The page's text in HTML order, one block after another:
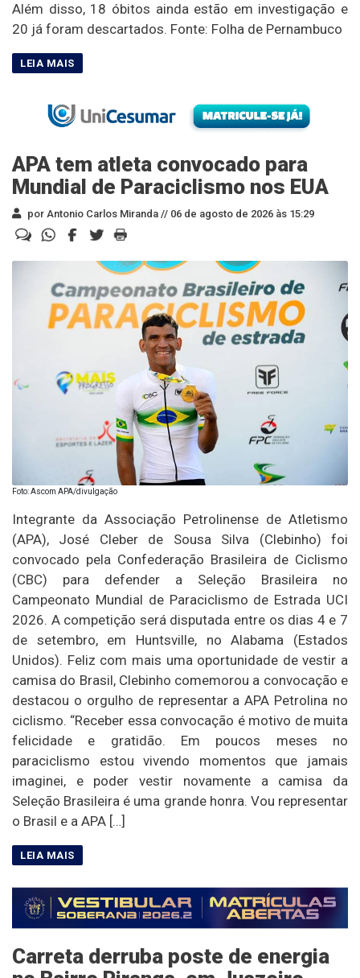
Além disso, 18 óbitos ainda estão em investigação e
20 já foram descartados. Fonte: Folha de Pernambuco
APA tem atleta convocado para
Mundial de Paraciclismo nos EUA
por Antonio Carlos Miranda // 06 de agosto de 2026 às 15:29
Foto: Ascom APA/divulgação
Integrante da Associação Petrolinense de Atletismo
(APA), José Cleber de Sousa Silva (Clebinho) foi
convocado pela Confederação Brasileira de Ciclismo
(CBC) para defender a Seleção Brasileira no
Campeonato Mundial de Paraciclismo de Estrada UCI
2026. A competição será disputada entre os dias 4 e 7
de setembro, em Huntsville, no Alabama (Estados
Unidos). Feliz com mais uma oportunidade de vestir a
camisa do Brasil, Clebinho comemorou a convocação e
destacou o orgulho de representar a APA Petrolina no
ciclismo. “Receber essa convocação é motivo de muita
felicidade e gratidão. Em poucos meses no
paraciclismo estou vivendo momentos que jamais
imaginei, e poder vestir novamente a camisa da
Seleção Brasileira é uma grande honra. Vou representar
o Brasil e a APA […]
Carreta derruba poste de energia